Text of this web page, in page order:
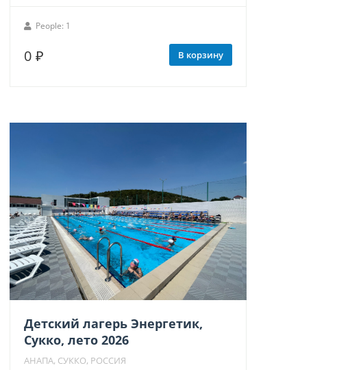
People: 1
0₽ В корзину
Детский лагерь Энергетик,
Сукко, лето 2026
АНАПА, СУККО, РОССИЯ